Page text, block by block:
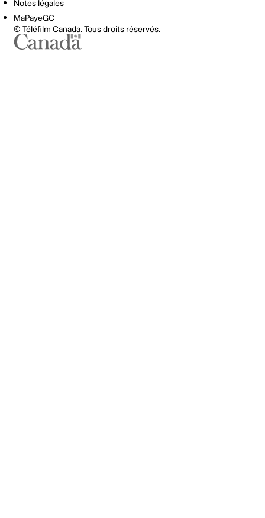
Notes légales
MaPayeGC
© Téléfilm Canada. Tous droits réservés.